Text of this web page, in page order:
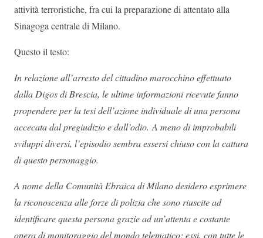
attività terroristiche, fra cui la preparazione di attentato alla
Sinagoga centrale di Milano.
Questo il testo:
In relazione all’arresto del cittadino marocchino effettuato
dalla Digos di Brescia, le ultime informazioni ricevute fanno
propendere per la tesi dell’azione individuale di una persona
accecata dal pregiudizio e dall’odio. A meno di improbabili
sviluppi diversi, l’episodio sembra essersi chiuso con la cattura
di questo personaggio.
A nome della Comunità Ebraica di Milano desidero esprimere
la riconoscenza alle forze di polizia che sono riuscite ad
identificare questa persona grazie ad un’attenta e costante
opera di monitoraggio del mondo telematico: essi, con tutte le